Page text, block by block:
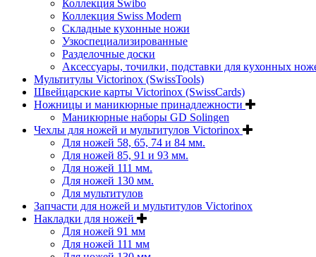
Коллекция Swibo
Коллекция Swiss Modern
Складные кухонные ножи
Узкоспециализированные
Разделочные доски
Аксессуары, точилки, подставки для кухонных
Мультитулы Victorinox (SwissTools)
Швейцарские карты Victorinox (SwissCards)
Ножницы и маникюрные принадлежности
Маникюрные наборы GD Solingen
Чехлы для ножей и мультитулов Victorinox
Для ножей 58, 65, 74 и 84 мм.
Для ножей 85, 91 и 93 мм.
Для ножей 111 мм.
Для ножей 130 мм.
Для мультитулов
Запчасти для ножей и мультитулов Victorinox
Накладки для ножей
Для ножей 91 мм
Для ножей 111 мм